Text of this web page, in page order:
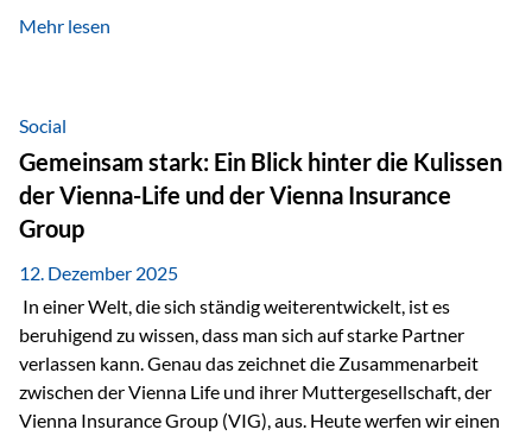
Beispiel verdeutlicht diese Wirkung besonders deutlich.
hinzukommen, spielt nicht nur die Rendite eine Rolle. Auch
steuerliche Effekte haben einen erheblichen Einfluss auf…
Mehr lesen
Social
Gemeinsam stark: Ein Blick hinter die Kulissen
der Vienna-Life und der Vienna Insurance
Group
12. Dezember 2025
In einer Welt, die sich ständig weiterentwickelt, ist es
beruhigend zu wissen, dass man sich auf starke Partner
verlassen kann. Genau das zeichnet die Zusammenarbeit
zwischen der Vienna Life und ihrer Muttergesellschaft, der
Vienna Insurance Group (VIG), aus. Heute werfen wir einen